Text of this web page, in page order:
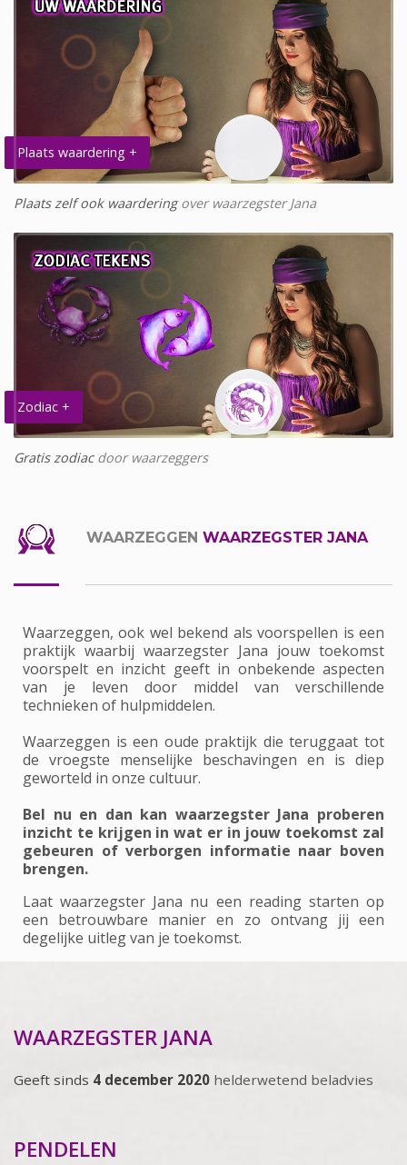
Plaats waardering +
Plaats zelf ook waarderingover waarzegster Jana
Zodiac +
Gratis zodiacdoor waarzeggers
WAARZEGGEN WAARZEGSTER JANA
Waarzeggen, ook wel bekend als voorspellen is een
praktijk waarbij waarzegster Jana jouw toekomst
voorspelt en inzicht geeft in onbekende aspecten
van je leven door middel van verschillende
technieken of hulpmiddelen.
Waarzeggen is een oude praktijk die teruggaat tot
de vroegste menselijke beschavingen en is diep
geworteld in onze cultuur.
Bel nu en dan kan waarzegster Jana proberen
inzicht te krijgen in wat er in jouw toekomst zal
gebeuren of verborgen informatie naar boven
brengen.
Laat waarzegster Jana nu een reading starten op
een betrouwbare manier en zo ontvang jij een
degelijke uitleg van je toekomst.
WAARZEGSTER JANA
Geeft sinds 4 december 2020 helderwetend beladvies
PENDELEN